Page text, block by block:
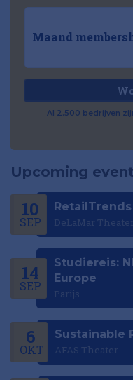
Maand
Al 2.500 bedrijven
Upcoming
10
SEP DeLaMar Theater
14
SEP
Studiereis:
Europe
Parijs
6
OKT
Sustainable
AFAS Theater